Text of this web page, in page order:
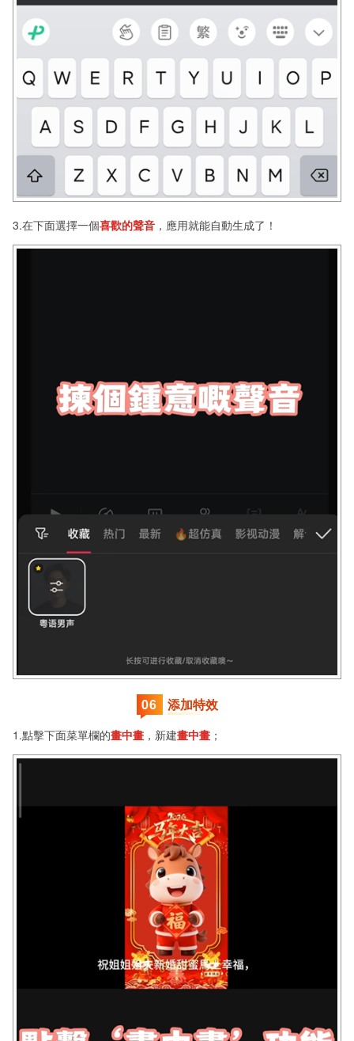
3.在下面選擇一個喜歡的聲音，應用就能自動生成了！
06 添加特效
1.點擊下面菜單欄的畫中畫，新建畫中畫；